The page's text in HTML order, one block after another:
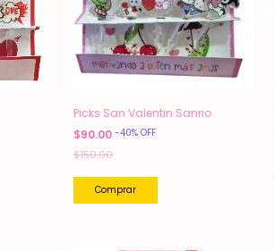
Picks San Valentin Sanrio
$90.00 -40% OFF
$150.00